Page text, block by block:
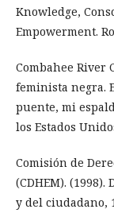
Knowledge,
Empowerment.
Combahee River
feminista negra.
puente, mi
los Estados
Comisión de
(CDHEM).
y del ciudadano,